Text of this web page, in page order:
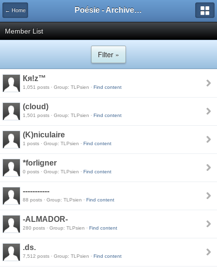
← Home Poésie - Archives de Toute La Poésie - 2005 - 2006
Member List
Filter »
Кя!z™
1,051 posts · Group: TLPsien · Find content
(cloud)
1,501 posts · Group: TLPsien · Find content
(K)niculaire
1 posts · Group: TLPsien · Find content
*forligner
0 posts · Group: TLPsien · Find content
-----------
88 posts · Group: TLPsien · Find content
-ALMADOR-
280 posts · Group: TLPsien · Find content
.ds.
7,512 posts · Group: TLPsien · Find content